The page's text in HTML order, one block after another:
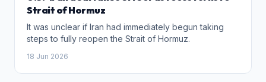
الوطن منذ سنوات طويلة. وفي تقديمه للكتاب، يصف مدير
كبار الشعراء والنقاد والفنانين من مختلف الجهات، مشيرا إلى
أن المهرجان احتفى عبر تاريخه بعدد كبير من المبدعين، كما
احتضن قراءات شعرية لأسماء بارزة من قبيل الخمار الكنوني،
ومحمد بنيس، وعبد الكريم الطبال، ومحمد السرغيني، ومحمد
Strait of Hormuz
It was unclear if Iran had immediately begun taking
steps to fully reopen the Strait of Hormuz.
18 Jun 2026